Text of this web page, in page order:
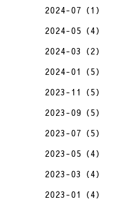
2024-07（1）
2024-05（4）
2024-03（2）
2024-01（5）
2023-11（5）
2023-09（5）
2023-07（5）
2023-05（4）
2023-03（4）
2023-01（4）